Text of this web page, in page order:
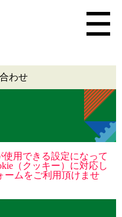
わせ
使用できる設定になって
（クッキー）に対応し
ームをご利用頂けませ